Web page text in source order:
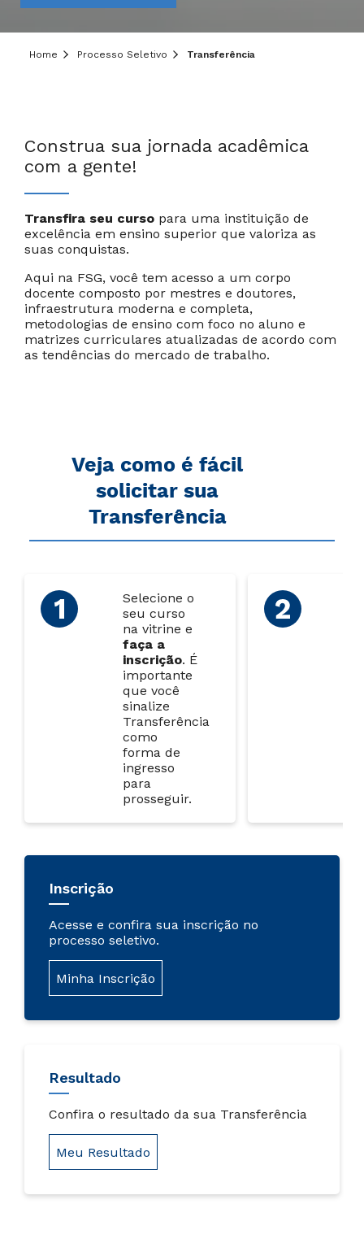
Home Processo Seletivo Transferência
Construa sua jornada acadêmica
com a gente!
Transfira seu curso para uma instituição de
excelência em ensino superior que valoriza as
suas conquistas.
Aqui na FSG, você tem acesso a um corpo
docente composto por mestres e doutores,
infraestrutura moderna e completa,
metodologias de ensino com foco no aluno e
matrizes curriculares atualizadas de acordo com
as tendências do mercado de trabalho.
Veja como é fácil
solicitar sua
Transferência
Selecione o
seu curso
na vitrine e
faça a
inscrição. É
importante
que você
sinalize
Transferência
como
forma de
ingresso
para
prosseguir.
Inscrição
Acesse e confira sua inscrição no
processo seletivo.
Minha Inscrição
Resultado
Confira o resultado da sua Transferência
Meu Resultado